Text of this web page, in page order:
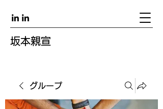
坂本親宣
グループ